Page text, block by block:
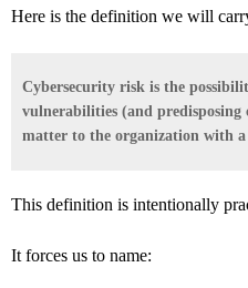
Here is the definition we will
Cybersecurity risk is the
vulnerabilities (and
matter to the organization with
This definition is intentionally
It forces us to name: